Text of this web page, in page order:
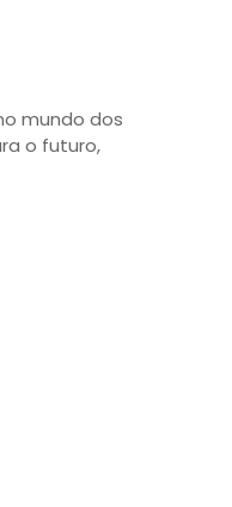
mundo dos
o futuro,